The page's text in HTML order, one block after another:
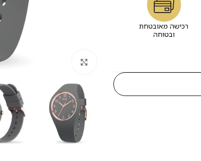
רכישה מאובטחת
ובטוחה